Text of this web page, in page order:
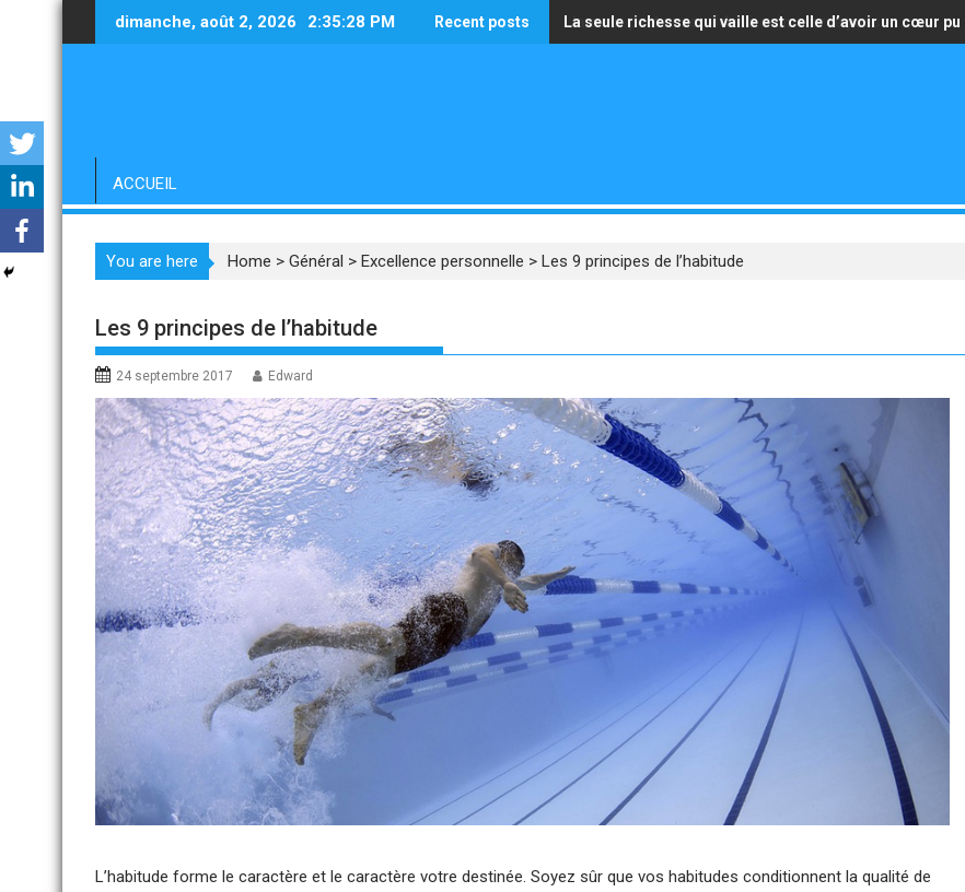
dimanche, août 2, 2026 2:35:29 PM Recent posts L’amour peut aussi aider à colmater le passé
La seule richesse qui vaille est celle d’avoir un cœur pur
ACCUEIL
You are here Home > Général > Excellence personnelle > Les 9 principes de l’habitude
Les 9 principes de l’habitude
24 septembre 2017 Edward
L’habitude forme le caractère et le caractère votre destinée. Soyez sûr que vos habitudes conditionnent la qualité de